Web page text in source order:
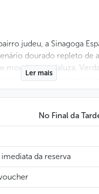
judeu, a Sinagoga
dourado repleto de
mourisca-andaluza.
oferece um cenário
cultura e espiritualidade
experiência musical que
é uma celebração da
musical. A viagem começa
repertório lírico e clássico,
vibrantes dos
Ler mais
No Final da
da reserva